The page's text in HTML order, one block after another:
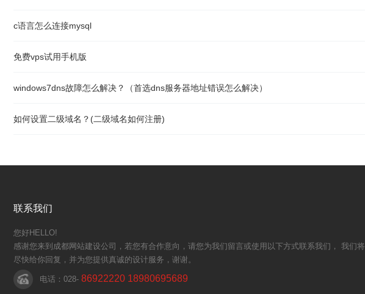
c语言怎么连接mysql
免费vps试用手机版
windows7dns故障怎么解决？（首选dns服务器地址错误怎么解决）
如何设置二级域名？(二级域名如何注册)
联系我们
您好HELLO!
感谢您来到成都网站建设公司，若您有合作意向，请您为我们留言或使用以下方式联系我们， 我们将
尽快给你回复，并为您提供真诚的设计服务，谢谢。
电话：028- 86922220 18980695689